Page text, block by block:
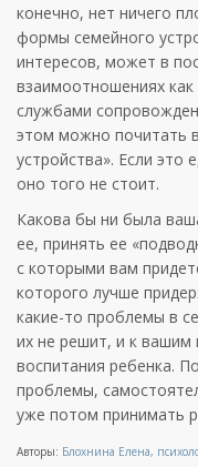
конечно, нет ничего
формы семейного
интересов, может в
взаимоотношениях
службами
этом можно почитать
устройства». Если
оно того не стоит.
Какова бы ни была
ее, принять ее
с которыми вам
которого лучше
какие-то проблемы в
их не решит, и к
воспитания ребенка.
проблемы,
уже потом принимать
Авторы: Блохнина Елена,